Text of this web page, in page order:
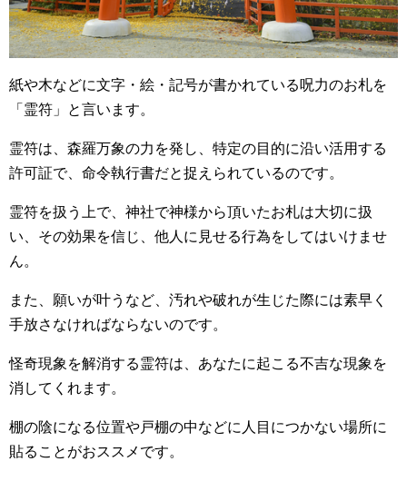
紙や木などに文字・絵・記号が書かれている呪力のお札を
「霊符」と言います。
霊符は、森羅万象の力を発し、特定の目的に沿い活用する
許可証で、命令執行書だと捉えられているのです。
霊符を扱う上で、神社で神様から頂いたお札は大切に扱
い、その効果を信じ、他人に見せる行為をしてはいけませ
ん。
また、願いが叶うなど、汚れや破れが生じた際には素早く
手放さなければならないのです。
怪奇現象を解消する霊符は、あなたに起こる不吉な現象を
消してくれます。
棚の陰になる位置や戸棚の中などに人目につかない場所に
貼ることがおススメです。